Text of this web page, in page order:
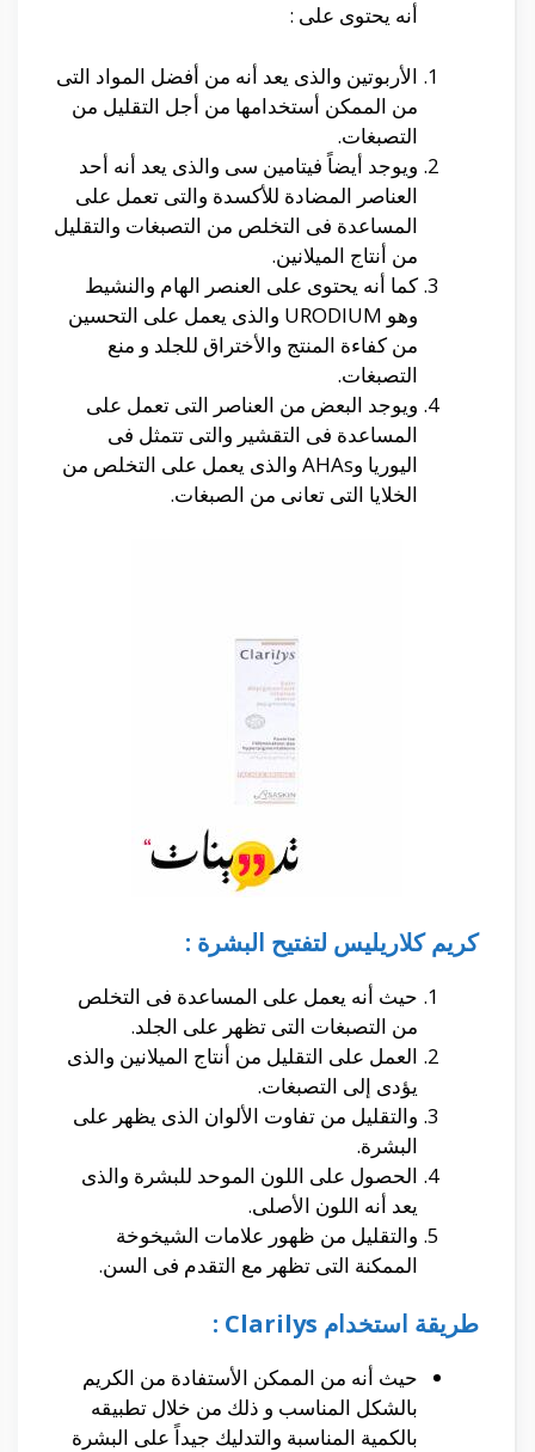
أنه يحتوى على :
الأربوتين والذى يعد أنه من أفضل المواد التى
من الممكن أستخدامها من أجل التقليل من
التصبغات.
ويوجد أيضاً فيتامين سى والذى يعد أنه أحد
العناصر المضادة للأكسدة والتى تعمل على
المساعدة فى التخلص من التصبغات والتقليل
من أنتاج الميلانين.
كما أنه يحتوى على العنصر الهام والنشيط
وهو URODIUM والذى يعمل على التحسين
من كفاءة المنتج والأختراق للجلد و منع
التصبغات.
ويوجد البعض من العناصر التى تعمل على
المساعدة فى التقشير والتى تتمثل فى
اليوريا وAHAs والذى يعمل على التخلص من
الخلايا التى تعانى من الصبغات.
كريم كلاريليس لتفتيح البشرة :
حيث أنه يعمل على المساعدة فى التخلص
من التصبغات التى تظهر على الجلد.
العمل على التقليل من أنتاج الميلانين والذى
يؤدى إلى التصبغات.
والتقليل من تفاوت الألوان الذى يظهر على
البشرة.
الحصول على اللون الموحد للبشرة والذى
يعد أنه اللون الأصلى.
والتقليل من ظهور علامات الشيخوخة
الممكنة التى تظهر مع التقدم فى السن.
طريقة استخدام Clarilys :
حيث أنه من الممكن الأستفادة من الكريم
بالشكل المناسب و ذلك من خلال تطبيقه
بالكمية المناسبة والتدليك جيداً على البشرة